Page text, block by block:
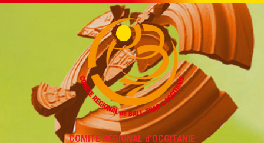
COMITÉ RÉGIONAL d'OCCITANIE